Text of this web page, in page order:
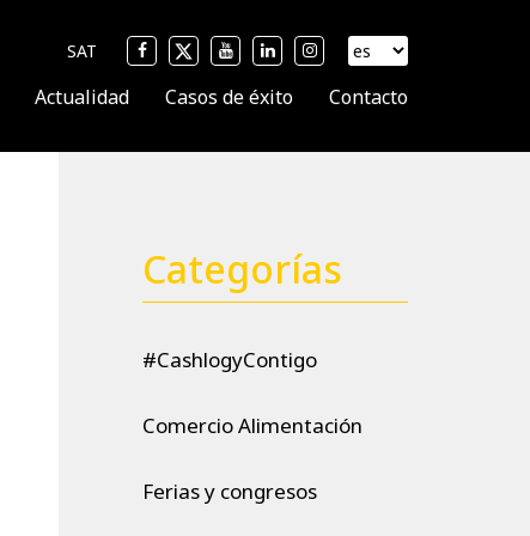
SAT
Actualidad Casos de éxito Contacto
Categorías
#CashlogyContigo
Comercio Alimentación
Ferias y congresos